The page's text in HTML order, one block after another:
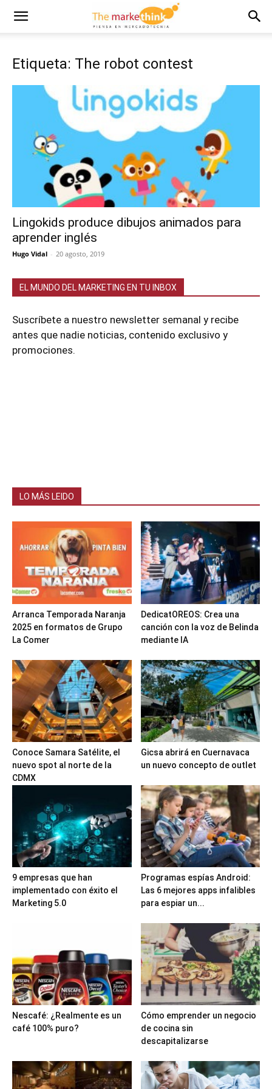
Etiqueta: The robot contest
Lingokids produce dibujos animados para
aprender inglés
Hugo Vidal - 20 agosto, 2019
EL MUNDO DEL MARKETING EN TU INBOX
Suscríbete a nuestro newsletter semanal y recibe
antes que nadie noticias, contenido exclusivo y
promociones.
LO MÁS LEIDO
Arranca Temporada Naranja
2025 en formatos de Grupo
La Comer
DedicatOREOS: Crea una
canción con la voz de Belinda
mediante IA
Conoce Samara Satélite, el
nuevo spot al norte de la
CDMX
Gicsa abrirá en Cuernavaca
un nuevo concepto de outlet
9 empresas que han
implementado con éxito el
Marketing 5.0
Programas espías Android:
Las 6 mejores apps infalibles
para espiar un...
Nescafé: ¿Realmente es un
café 100% puro?
Cómo emprender un negocio
de cocina sin
descapitalizarse